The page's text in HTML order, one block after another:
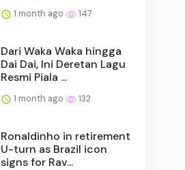
1 month ago 147
Dari Waka Waka hingga
Dai Dai, Ini Deretan Lagu
Resmi Piala ...
1 month ago 132
Ronaldinho in retirement
U-turn as Brazil icon
signs for Rav...